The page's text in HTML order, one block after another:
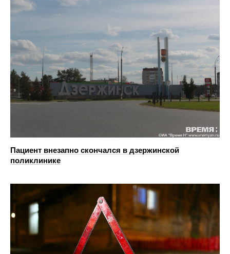
Пациент внезапно скончался в дзержинской
поликлинике